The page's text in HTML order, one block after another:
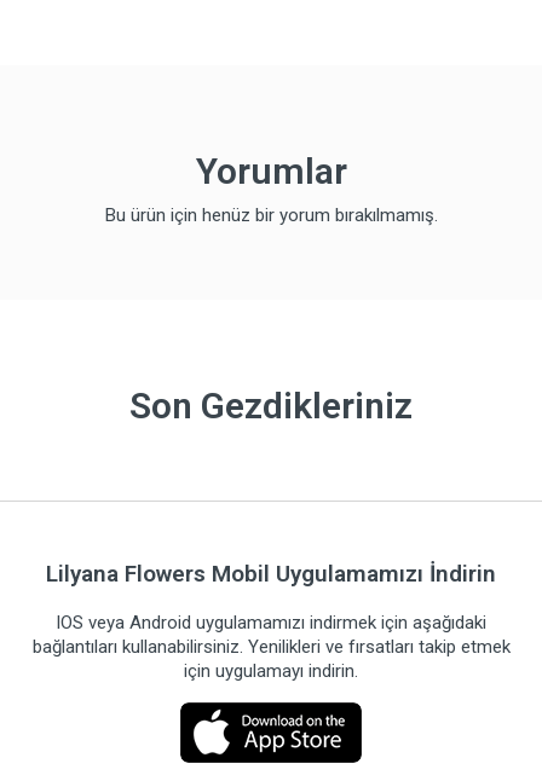
Yorumlar
Bu ürün için henüz bir yorum bırakılmamış.
Son Gezdikleriniz
Lilyana Flowers Mobil Uygulamamızı İndirin
IOS veya Android uygulamamızı indirmek için aşağıdaki
bağlantıları kullanabilirsiniz. Yenilikleri ve fırsatları takip etmek
için uygulamayı indirin.